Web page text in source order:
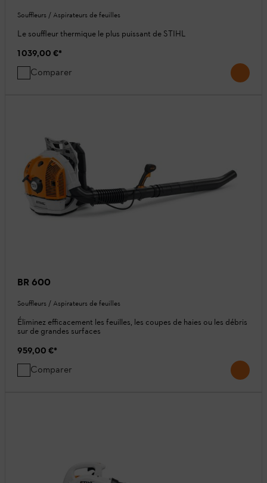
Souffleurs / Aspirateurs de feuilles
Le souffleur thermique le plus puissant de STIHL
1 039,00 €*
Comparer
BR 600
Souffleurs / Aspirateurs de feuilles
Éliminez efficacement les feuilles, les coupes de haies ou les débris
sur de grandes surfaces
959,00 €*
Comparer